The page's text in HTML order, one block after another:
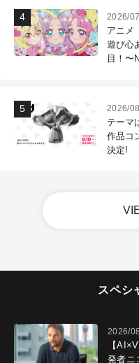
2026/
アニメ
遊び心
目！〜
2026/
テーマ
作品コ
決定!
スペシ
2026/
【
発者ニ